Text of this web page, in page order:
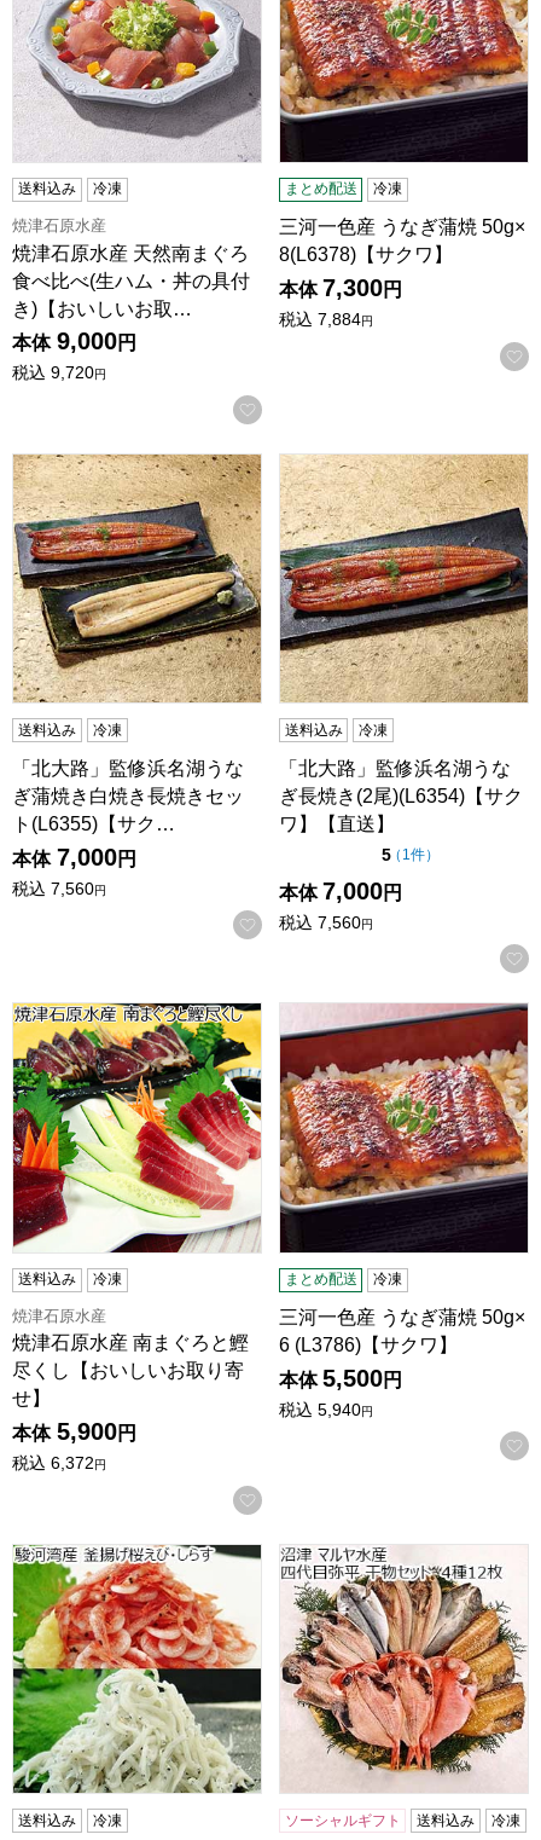
送料込み 冷凍
焼津石原水産
焼津石原水産 天然南まぐろ
食べ比べ(生ハム・丼の具付
き)【おいしいお取…
本体 9,000円
税込 9,720円
お気に入りに登録する
まとめ配送 冷凍
三河一色産 うなぎ蒲焼 50g×
8(L6378)【サクワ】
本体 7,300円
税込 7,884円
「北大路」監修浜名湖うなぎ蒲焼き白焼き長焼きセット
送料込み 冷凍
「北大路」監修浜名湖うな
ぎ蒲焼き白焼き長焼きセッ
ト(L6355)【サク…
本体 7,000円
税込 7,560円
お気に入りに登録する
「北大路」監修浜名湖うなぎ
送料込み 冷凍
「北大路」監修浜名湖うな
ぎ長焼き(2尾)(L6354)【サク
ワ】【直送】
5点（5点満点中）
（ 1件の評価
）
本体 7,000円
税込 7,560円
焼津石原水産 南まぐろと鰹尽くし【おいしいお取り寄せ】
送料込み 冷凍
焼津石原水産
焼津石原水産 南まぐろと鰹
尽くし【おいしいお取り寄
せ】
本体 5,900円
税込 6,372円
お気に入りに登録する
三河一色産 うなぎ蒲焼
まとめ配送 冷凍
三河一色産 うなぎ蒲焼 50g×
6 (L3786)【サクワ】
本体 5,500円
税込 5,940円
駿河湾産 釜揚げ桜えび・しらす【おいしいお取り寄せ】
送料込み 冷凍
沼津 マルヤ水産 四代目弥平
ソーシャルギフト 送料込み 冷凍